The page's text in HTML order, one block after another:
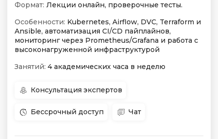
Формат: Лекции онлайн, проверочные тесты.
Особенности: Kubernetes, Airflow, DVC, Terraform и
Ansible, автоматизация CI/CD пайплайнов,
мониторинг через Prometheus/Grafana и работа с
высоконагруженной инфраструктурой
Занятий: 4 академических часа в неделю
Консультация экспертов
Бессрочный доступ Чат